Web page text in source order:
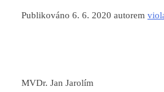
Publikováno 6. 6. 2020 autorem
MVDr. Jan Jarolím